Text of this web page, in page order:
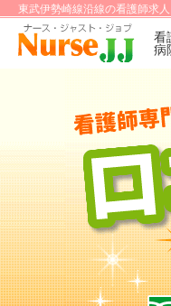
東武伊勢崎線沿線の看護師求
看
病